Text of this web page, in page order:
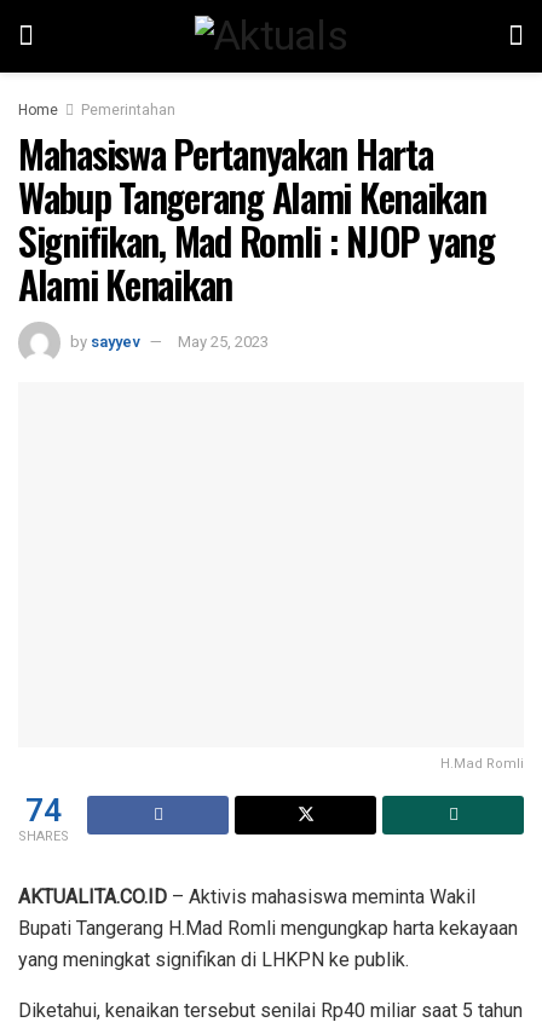
Home Pemerintahan
Mahasiswa Pertanyakan Harta
Wabup Tangerang Alami Kenaikan
Signifikan, Mad Romli : NJOP yang
Alami Kenaikan
by sayyev May 25, 2023
H.Mad Romli
74
SHARES
AKTUALITA.CO.ID – Aktivis mahasiswa meminta Wakil
Bupati Tangerang H.Mad Romli mengungkap harta kekayaan
yang meningkat signifikan di LHKPN ke publik.
Diketahui, kenaikan tersebut senilai Rp40 miliar saat 5 tahun